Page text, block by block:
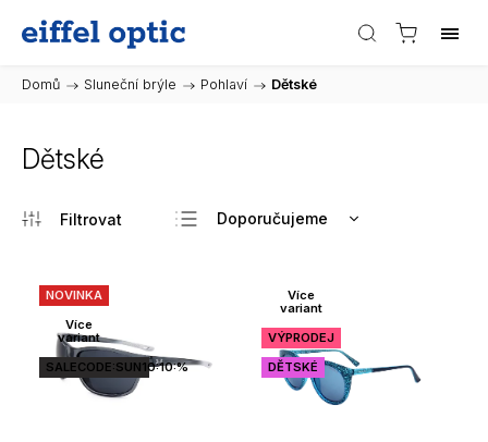
Domů / Sluneční brýle / Pohlaví / Dětské
Dětské
Doporučujeme
Nejdražší
Abecedně
NOVINKA
Více
variant
SALECODE:SUN10:10:%
Více
variant
VÝPRODEJ
DĚTSKÉ